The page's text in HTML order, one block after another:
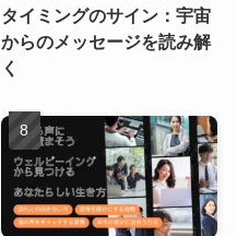
タイミングのサイン：宇宙
からのメッセージを読み解
く